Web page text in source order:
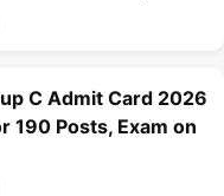
C Admit Card 2026
190 Posts, Exam on